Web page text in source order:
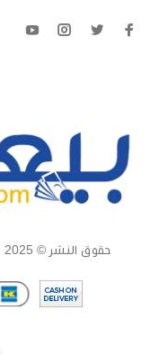
حقوق النشر © 2025 P3ly.com. جميع الحقوق محفوظة.